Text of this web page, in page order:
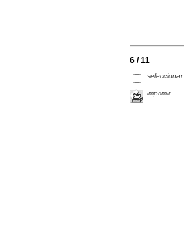
6 / 11
seleccionar
imprimir